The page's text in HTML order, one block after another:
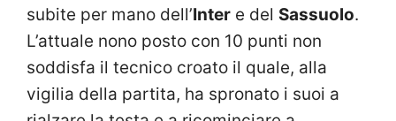
subite per mano dell’Inter e del Sassuolo.
L’attuale nono posto con 10 punti non
soddisfa il tecnico croato il quale, alla
vigilia della partita, ha spronato i suoi a